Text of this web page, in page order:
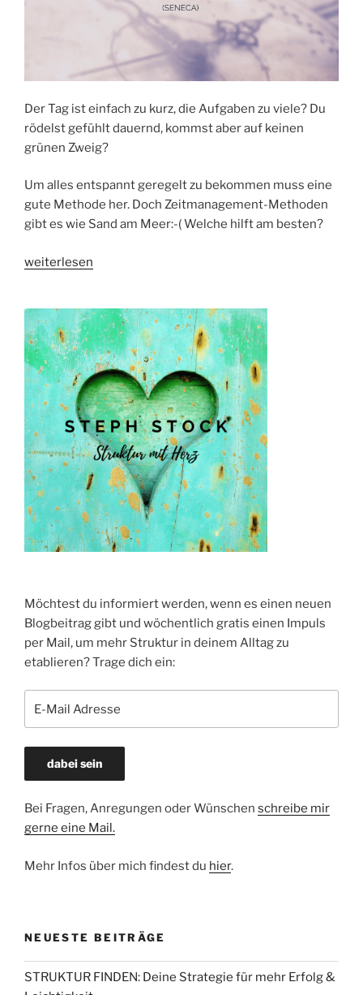
Der Tag ist einfach zu kurz, die Aufgaben zu viele? Du
rödelst gefühlt dauernd, kommst aber auf keinen
grünen Zweig?
Um alles entspannt geregelt zu bekommen muss eine
gute Methode her. Doch Zeitmanagement-Methoden
gibt es wie Sand am Meer:-( Welche hilft am besten?
„ZEITMANAGEMENT
3
besten
Methoden“
weiterlesen
Möchtest du informiert werden, wenn es einen neuen
Blogbeitrag gibt und wöchentlich gratis einen Impuls
per Mail, um mehr Struktur in deinem Alltag zu
etablieren? Trage dich ein:
Bei Fragen, Anregungen oder Wünschen schreibe mir
gerne eine Mail.
Mehr Infos über mich findest du hier.
NEUESTE BEITRÄGE
STRUKTUR FINDEN: Deine Strategie für mehr Erfolg &